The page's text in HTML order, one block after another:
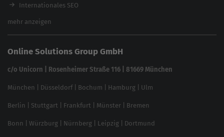
Brand Protection Tool
Website SEO Check
feed2content.ai
Internationales SEO
eCommerce SEO
In ChatGPT gefunden werden
Linkbuilding 2025
Local SEO
SEO für Online Shops
Brand Monitoring 2025
mehr anzeigen
Online Solutions Group GmbH
c/o Unicorn | Rosenheimer Straße 116 | 81669 München
München Düsseldorf| Bochum Hamburg Ulm
Berlin Stuttgart Frankfurt Münster Bremen
Bonn Würzburg Nürnberg Leipzig Dortmund